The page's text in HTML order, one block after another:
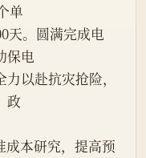
单
天。圆满完成电
保电
以赴抗灾抢险，
政